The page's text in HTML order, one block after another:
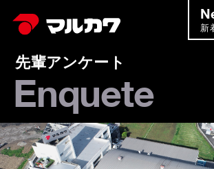
新
先輩アンケート
Enquete
入社してから成長できた